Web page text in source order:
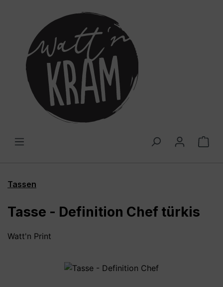
Tassen
Tasse - Definition Chef türkis
Watt'n Print
Bildergalerie überspringen